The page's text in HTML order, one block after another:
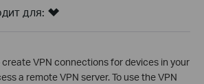
для:
create VPN connections for devices in your
a remote VPN server. To use the VPN